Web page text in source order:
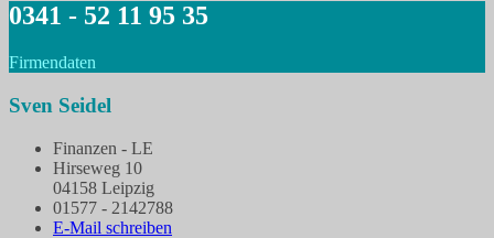
0341 - 52 11 95 35
Firmendaten
Sven Seidel
Finanzen - LE
Hirseweg 10
04158 Leipzig
01577 - 2142788
E-Mail schreiben